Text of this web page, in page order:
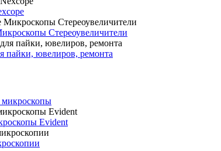
Стереоувеличители
пайки, ювелиров, ремонта
Evident